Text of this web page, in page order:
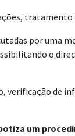
por uma
o
de
um